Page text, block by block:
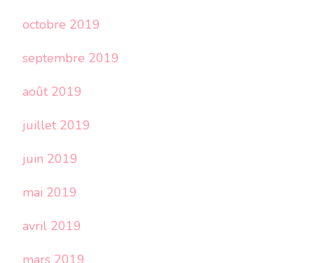
octobre 2019
septembre 2019
août 2019
juillet 2019
juin 2019
mai 2019
avril 2019
mars 2019